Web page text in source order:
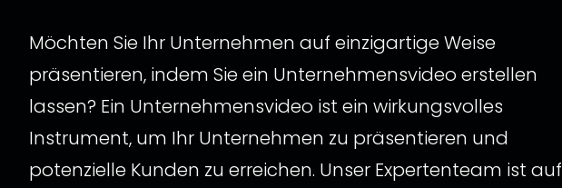
Möchten Sie Ihr Unternehmen auf einzigartige Weise
präsentieren, indem Sie ein Unternehmensvideo erstellen
lassen? Ein Unternehmensvideo ist ein wirkungsvolles
Instrument, um Ihr Unternehmen zu präsentieren und
potenzielle Kunden zu erreichen. Unser Expertenteam ist auf